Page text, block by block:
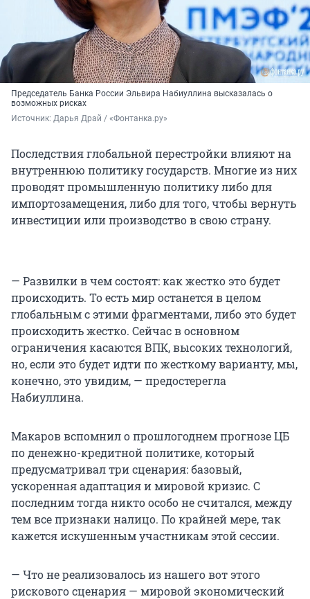
Председатель Банка России Эльвира Набиуллина высказалась о
возможных рисках
Источник: Дарья Драй / «Фонтанка.ру»
Последствия глобальной перестройки влияют на
внутреннюю политику государств. Многие из них
проводят промышленную политику либо для
импортозамещения, либо для того, чтобы вернуть
инвестиции или производство в свою страну.
— Развилки в чем состоят: как жестко это будет
происходить. То есть мир останется в целом
глобальным с этими фрагментами, либо это будет
происходить жестко. Сейчас в основном
ограничения касаются ВПК, высоких технологий,
но, если это будет идти по жесткому варианту, мы,
конечно, это увидим, — предостерегла
Набиуллина.
Макаров вспомнил о прошлогоднем прогнозе ЦБ
по денежно-кредитной политике, который
предусматривал три сценария: базовый,
ускоренная адаптация и мировой кризис. С
последним тогда никто особо не считался, между
тем все признаки налицо. По крайней мере, так
кажется искушенным участникам этой сессии.
— Что не реализовалось из нашего вот этого
рискового сценария — мировой экономический